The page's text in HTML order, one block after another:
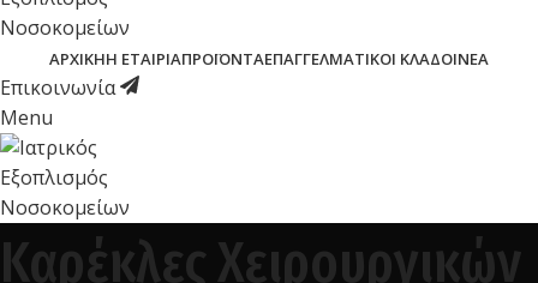
ΑΡΧΙΚΉΗ ΕΤΑΙΡΊΑΠΡΟΪΌΝΤΑΕΠΑΓΓΕΛΜΑΤΙΚΟΊ ΚΛΆΔΟΙΝΈΑ
Επικοινωνία
Menu
Καρέκλες Χειρουργικών